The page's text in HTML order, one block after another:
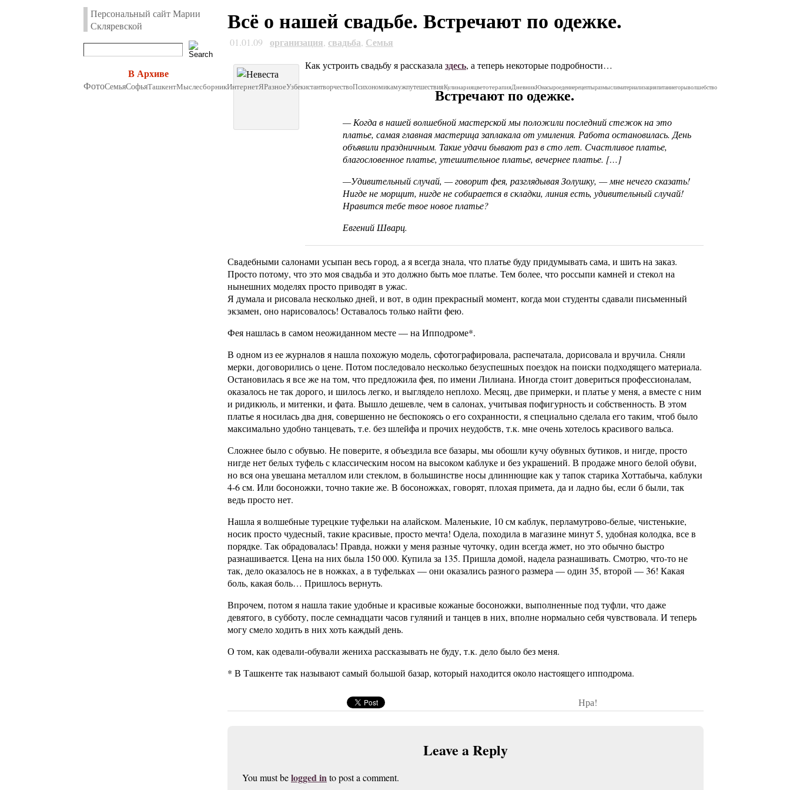
Персональный сайт Марии
Скляревской
В Архиве
ФотоСемьяСофьяТашкентМыслесборникИнтернетЯРазноеУзбекистантворчествоПсихономикамужпутешествияКулинарияцветотерапияДневникЮнасыроедениерецептыразмыслиматериализацияпитаниегорыволшебство
Всё о нашей свадьбе. Встречают по одежке.
01.01.09 организация, свадьба, Семья
Как устроить свадьбу я рассказала здесь, а теперь некоторые подробности…
Встречают по одежке.
— Когда в нашей волшебной мастерской мы положили последний стежок на это
платье, самая главная мастерица заплакала от умиления. Работа остановилась. День
объявили праздничным. Такие удачи бывают раз в сто лет. Счастливое платье,
благословенное платье, утешительное платье, вечернее платье. […]
—Удивительный случай, — говорит фея, разглядывая Золушку, — мне нечего сказать!
Нигде не морщит, нигде не собирается в складки, линия есть, удивительный случай!
Нравится тебе твое новое платье?
Евгений Шварц.
Свадебными салонами усыпан весь город, а я всегда знала, что платье буду придумывать сама, и шить на заказ.
Просто потому, что это моя свадьба и это должно быть мое платье. Тем более, что россыпи камней и стекол на
нынешних моделях просто приводят в ужас.
Я думала и рисовала несколько дней, и вот, в один прекрасный момент, когда мои студенты сдавали письменный
экзамен, оно нарисовалось! Оставалось только найти фею.
Фея нашлась в самом неожиданном месте — на Ипподроме*.
В одном из ее журналов я нашла похожую модель, сфотографировала, распечатала, дорисовала и вручила. Сняли
мерки, договорились о цене. Потом последовало несколько безуспешных поездок на поиски подходящего материала.
Остановилась я все же на том, что предложила фея, по имени Лилиана. Иногда стоит довериться профессионалам,
оказалось не так дорого, и шилось легко, и выглядело неплохо. Месяц, две примерки, и платье у меня, а вместе с ним
и ридикюль, и митенки, и фата. Вышло дешевле, чем в салонах, учитывая пофигурность и собственность. В этом
платье я носилась два дня, совершенно не беспокоясь о его сохранности, я специально сделала его таким, чтоб было
максимально удобно танцевать, т.е. без шлейфа и прочих неудобств, т.к. мне очень хотелось красивого вальса.
Сложнее было с обувью. Не поверите, я объездила все базары, мы обошли кучу обувных бутиков, и нигде, просто
нигде нет белых туфель с классическим носом на высоком каблуке и без украшений. В продаже много белой обуви,
но вся она увешана металлом или стеклом, в большинстве носы длиннющие как у тапок старика Хоттабыча, каблуки
4-6 см. Или босоножки, точно такие же. В босоножках, говорят, плохая примета, да и ладно бы, если б были, так
ведь просто нет.
Нашла я волшебные турецкие туфельки на алайском. Маленькие, 10 см каблук, перламутрово-белые, чистенькие,
носик просто чудесный, такие красивые, просто мечта! Одела, походила в магазине минут 5, удобная колодка, все в
порядке. Так обрадовалась! Правда, ножки у меня разные чуточку, один всегда жмет, но это обычно быстро
разнашивается. Цена на них была 150 000. Купила за 135. Пришла домой, надела разнашивать. Смотрю, что-то не
так, дело оказалось не в ножках, а в туфельках — они оказались разного размера — один 35, второй — 36! Какая
боль, какая боль… Пришлось вернуть.
Впрочем, потом я нашла такие удобные и красивые кожаные босоножки, выполненные под туфли, что даже
девятого, в субботу, после семнадцати часов гуляний и танцев в них, вполне нормально себя чувствовала. И теперь
могу смело ходить в них хоть каждый день.
О том, как одевали-обували жениха рассказывать не буду, т.к. дело было без меня.
* В Ташкенте так называют самый большой базар, который находится около настоящего ипподрома.
Нра!
Leave a Reply
You must belogged into post a comment.